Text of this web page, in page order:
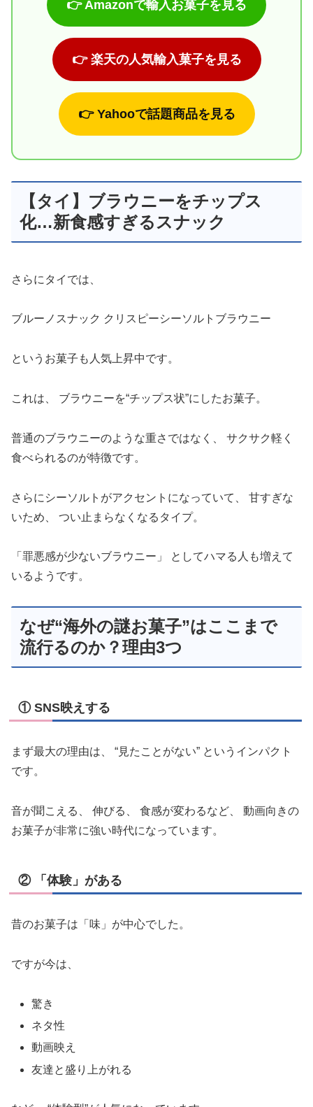
👉 Amazonで輸入お菓子を見る
👉 楽天の人気輸入菓子を見る
👉 Yahooで話題商品を見る
【タイ】ブラウニーをチップス
化…新食感すぎるスナック
さらにタイでは、
ブルーノスナック クリスピーシーソルトブラウニー
というお菓子も人気上昇中です。
これは、 ブラウニーを“チップス状”にしたお菓子。
普通のブラウニーのような重さではなく、 サクサク軽く
食べられるのが特徴です。
さらにシーソルトがアクセントになっていて、 甘すぎな
いため、 つい止まらなくなるタイプ。
「罪悪感が少ないブラウニー」 としてハマる人も増えて
いるようです。
なぜ“海外の謎お菓子”はここまで
流行るのか？理由3つ
① SNS映えする
まず最大の理由は、 “見たことがない” というインパクト
です。
音が聞こえる、 伸びる、 食感が変わるなど、 動画向きの
お菓子が非常に強い時代になっています。
② 「体験」がある
昔のお菓子は「味」が中心でした。
ですが今は、
驚き
ネタ性
動画映え
友達と盛り上がれる